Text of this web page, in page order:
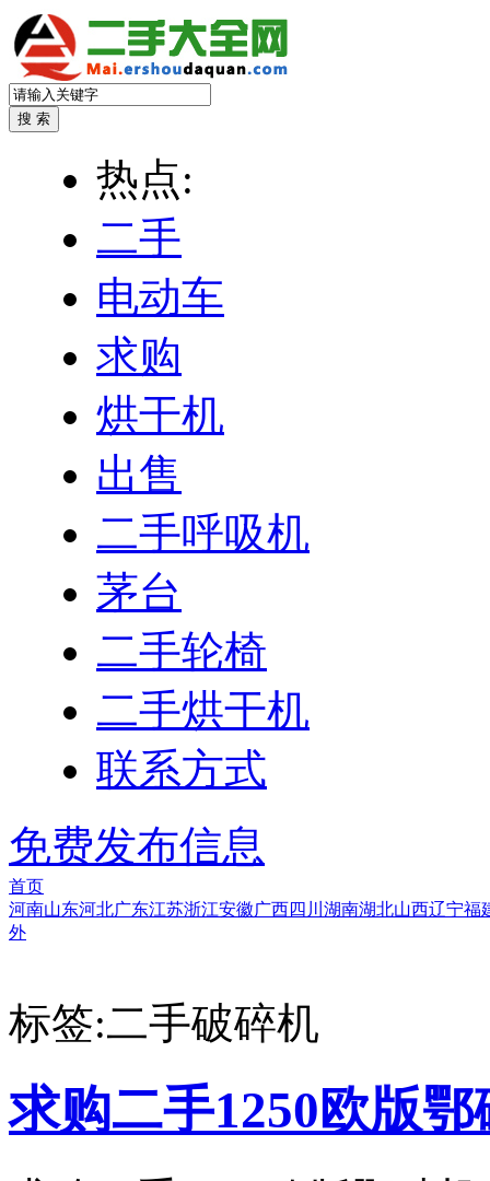
热点:
二手
电动车
求购
烘干机
出售
二手呼吸机
茅台
二手轮椅
二手烘干机
联系方式
免费发布信息
首页
河南山东河北广东江苏浙江安徽广西四川 湖南湖北山西辽宁福
外
标签:二手破碎机
求购二手1250欧版